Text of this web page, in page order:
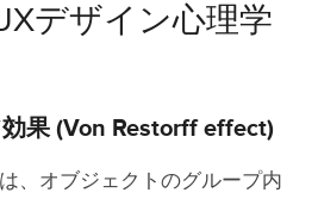
デザイン心理学
果 (Von Restorff effect)
、オブジェクトのグループ内